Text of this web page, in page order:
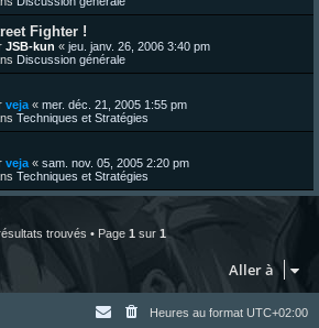
Fighter !
JSB-kun « jeu. janv. 26, 2006 3:40 pm
Discussion générale
veja « mer. déc. 21, 2005 1:55 pm
Techniques et Stratégies
veja « sam. nov. 05, 2005 2:20 pm
Techniques et Stratégies
trouvés • Page 1 sur 1
Aller à
Heures au format UTC+02:00